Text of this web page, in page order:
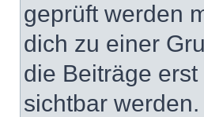
geprüft werden
dich zu einer
die Beiträge
sichtbar